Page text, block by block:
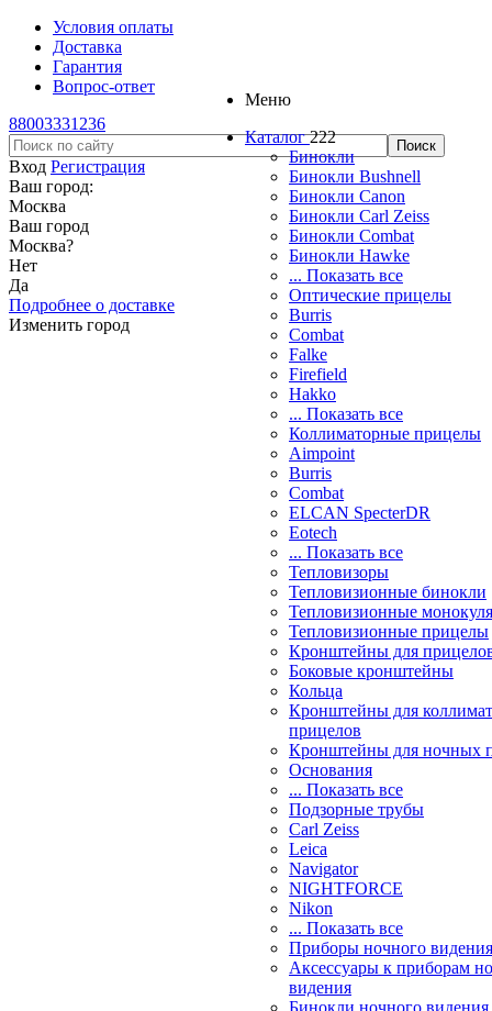
Условия оплаты
Доставка
Гарантия
Вопрос-ответ
88003331236
Вход Регистрация
Ваш город:
Москва
Ваш город
Москва?
Нет
Да
Подробнее о доставке
Изменить город
Меню
Каталог 222
Бинокли
Бинокли Bushnell
Бинокли Canon
Бинокли Carl Zeiss
Бинокли Combat
Бинокли Hawke
... Показать все
Оптические прицелы
Burris
Combat
Falke
Firefield
Hakko
... Показать все
Коллиматорные прицелы
Aimpoint
Burris
Combat
ELCAN SpecterDR
Eotech
... Показать все
Тепловизоры
Тепловизионные бинокли
Тепловизионные
Тепловизионные прицелы
Кронштейны для
Боковые кронштейны
Кольца
Кронштейны для
прицелов
Кронштейны для ночных
Основания
... Показать все
Подзорные трубы
Carl Zeiss
Leica
Navigator
NIGHTFORCE
Nikon
... Показать все
Приборы ночного видения
Аксессуары к приборам
видения
Бинокли ночного видения